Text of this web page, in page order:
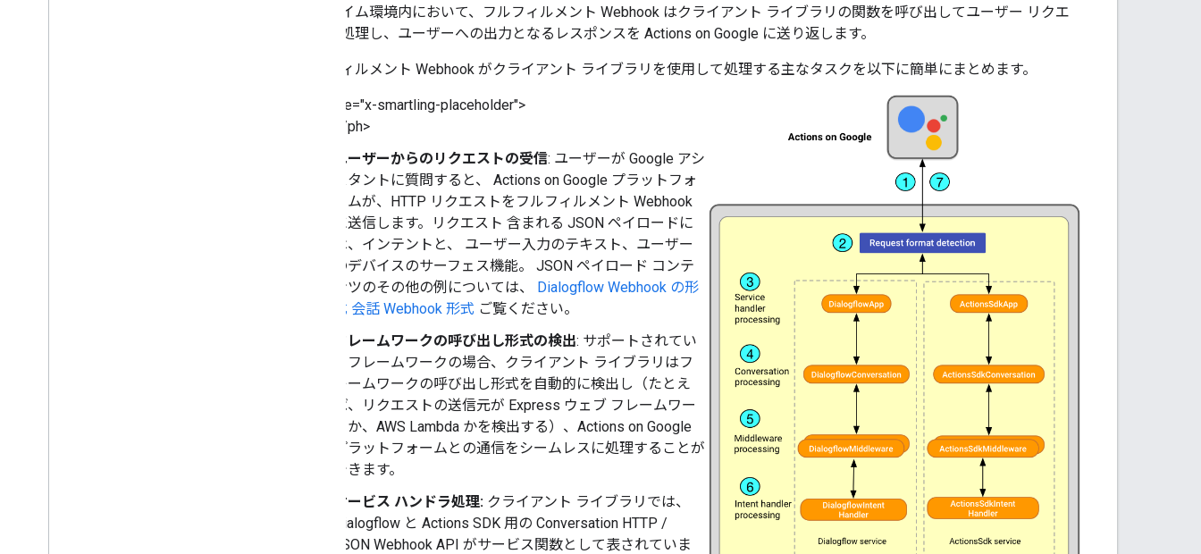
ランタイム環境内において、フルフィルメント Webhook はクライアント ライブラリの関数を呼び出してユーザー リクエ
ストを処理し、ユーザーへの出力となるレスポンスを Actions on Google に送り返します。
フルフィルメント Webhook がクライアント ライブラリを使用して処理する主なタスクを以下に簡単にまとめます。
<ph type="x-smartling-placeholder">
</ph>
ユーザーからのリクエストの受信: ユーザーが Google アシ
スタントに質問すると、 Actions on Google プラットフォ
ームが、HTTP リクエストをフルフィルメント Webhook
に送信します。リクエスト 含まれる JSON ペイロードに
は、インテントと、 ユーザー入力のテキスト、ユーザー
のデバイスのサーフェス機能。 JSON ペイロード コンテ
ンツのその他の例については、 Dialogflow Webhook の形
式 会話 Webhook 形式 ご覧ください。
フレームワークの呼び出し形式の検出: サポートされてい
るフレームワークの場合、クライアント ライブラリはフ
レームワークの呼び出し形式を自動的に検出し（たとえ
ば、リクエストの送信元が Express ウェブ フレームワー
クか、AWS Lambda かを検出する）、Actions on Google
プラットフォームとの通信をシームレスに処理することが
できます。
サービス ハンドラ処理: クライアント ライブラリでは、
Dialogflow と Actions SDK 用の Conversation HTTP /
JSON Webhook API がサービス関数として表されていま